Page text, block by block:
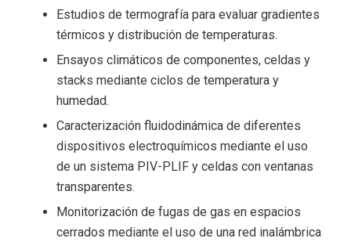
Estudios de termografía para evaluar gradientes
térmicos y distribución de temperaturas.
Ensayos climáticos de componentes, celdas y
stacks mediante ciclos de temperatura y
humedad.
Caracterización fluidodinámica de diferentes
dispositivos electroquímicos mediante el uso
de un sistema PIV-PLIF y celdas con ventanas
transparentes.
Monitorización de fugas de gas en espacios
cerrados mediante el uso de una red inalámbrica